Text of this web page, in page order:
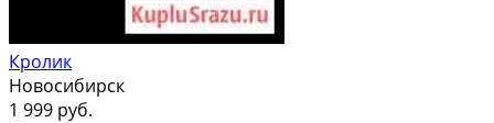
Кролик
Новосибирск
1 999 руб.